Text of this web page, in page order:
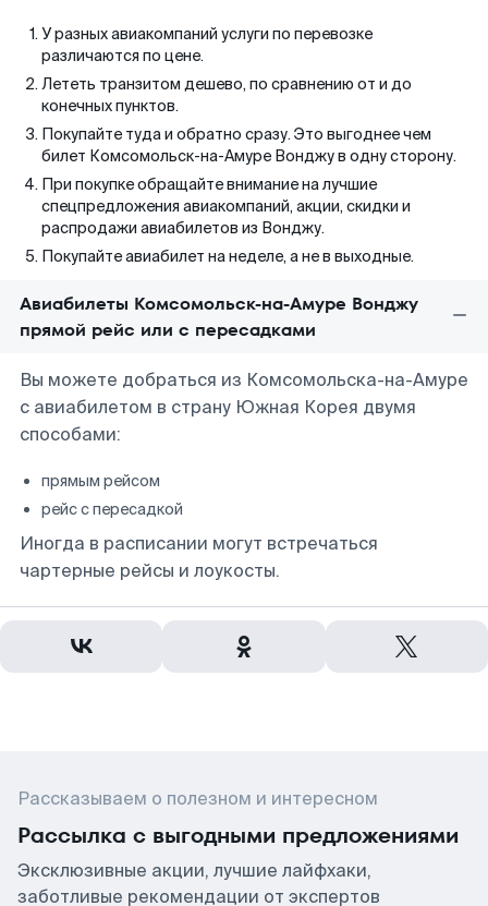
У разных авиакомпаний услуги по перевозке
различаются по цене.
Лететь транзитом дешево, по сравнению от и до
конечных пунктов.
Покупайте туда и обратно сразу. Это выгоднее чем
билет Комсомольск-на-Амуре Вонджу в одну сторону.
При покупке обращайте внимание на лучшие
спецпредложения авиакомпаний, акции, скидки и
распродажи авиабилетов из Вонджу.
Покупайте авиабилет на неделе, а не в выходные.
Авиабилеты Комсомольск-на-Амуре Вонджу
прямой рейс или с пересадками
Вы можете добраться из Комсомольска-на-Амуре
с авиабилетом в страну Южная Корея двумя
способами:
прямым рейсом
рейс с пересадкой
Иногда в расписании могут встречаться
чартерные рейсы и лоукосты.
Рассказываем о полезном и интересном
Рассылка с выгодными предложениями
Эксклюзивные акции, лучшие лайфхаки,
заботливые рекомендации от экспертов